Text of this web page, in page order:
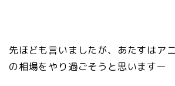
先ほども言いましたが、あたすはア
の相場をやり過ごそうと思いますー